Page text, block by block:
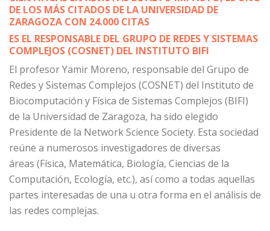
DE LOS MÁS CITADOS DE LA UNIVERSIDAD DE
ZARAGOZA CON 24.000 CITAS
ES EL RESPONSABLE DEL GRUPO DE REDES Y SISTEMAS
COMPLEJOS (COSNET) DEL INSTITUTO BIFI
El profesor Yamir Moreno, responsable del Grupo de
Redes y Sistemas Complejos (COSNET) del Instituto de
Biocomputación y Física de Sistemas Complejos (BIFI)
de la Universidad de Zaragoza, ha sido elegido
Presidente de la Network Science Society. Esta sociedad
reúne a numerosos investigadores de diversas
áreas (Física, Matemática, Biología, Ciencias de la
Computación, Ecología, etc.), así como a todas aquellas
partes interesadas de una u otra forma en el análisis de
las redes complejas.